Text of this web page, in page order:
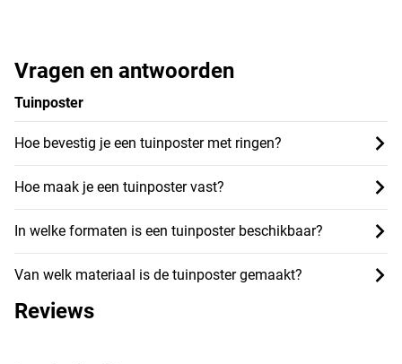
Vragen en antwoorden
Tuinposter
Hoe bevestig je een tuinposter met ringen?
Hoe maak je een tuinposter vast?
In welke formaten is een tuinposter beschikbaar?
Van welk materiaal is de tuinposter gemaakt?
Reviews